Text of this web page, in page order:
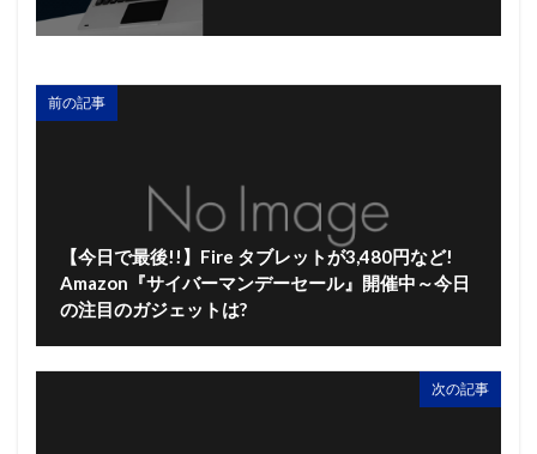
前の記事
【今日で最後!!】Fire タブレットが3,480円など!
Amazon『サイバーマンデーセール』開催中～今日
の注目のガジェットは?
次の記事